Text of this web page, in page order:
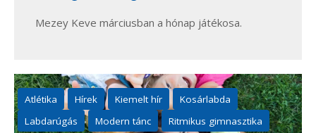
Mezey Keve márciusban a hónap játékosa.
Atlétika Hírek Kiemelt hír
Kosárlabda
Labdarúgás
Modern tánc Ritmikus gimnasztika